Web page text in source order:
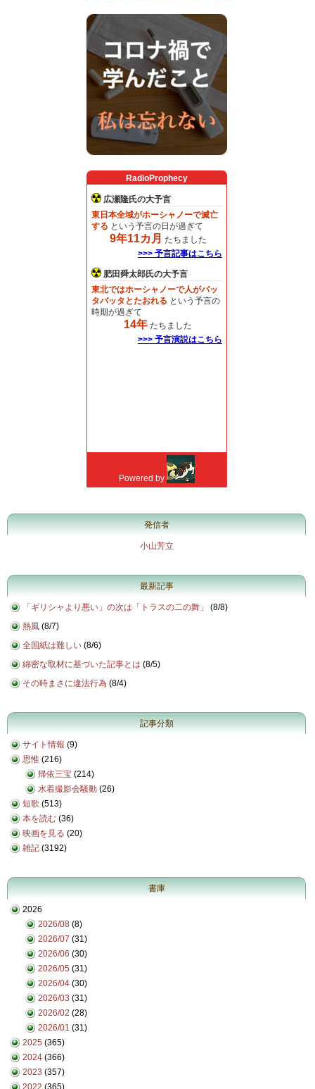
発信者
小山芳立
最新記事
「ギリシャより悪い」の次は「トラスの二の舞」 (8/8)
熱風 (8/7)
全国紙は難しい (8/6)
綿密な取材に基づいた記事とは (8/5)
その時まさに違法行為 (8/4)
記事分類
サイト情報 (9)
思惟 (216)
帰依三宝 (214)
水着撮影会騒動 (26)
短歌 (513)
本を読む (36)
映画を見る (20)
雑記 (3192)
書庫
2026
2026/08 (8)
2026/07 (31)
2026/06 (30)
2026/05 (31)
2026/04 (30)
2026/03 (31)
2026/02 (28)
2026/01 (31)
2025 (365)
2024 (366)
2023 (357)
2022 (365)